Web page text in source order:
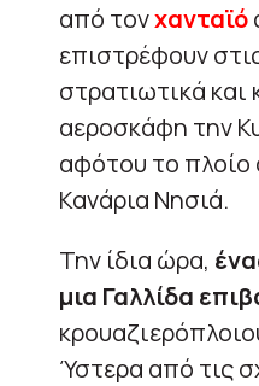
από τονχανταϊό
επιστρέφουν
στρατιωτικά και
αεροσκάφη την
αφότου το πλοίο
Κανάρια Νησιά.
Την ίδια ώρα,
μια Γαλλίδα
Ύστερα από τις